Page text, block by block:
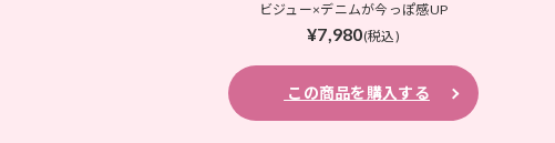
ビジュー×デニムが今っぽ感UP
¥7,980(税込)
この商品を購入する